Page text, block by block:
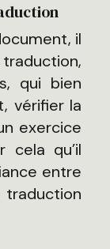
il
qui bien
vérifier la
exercice
cela qu’il
entre